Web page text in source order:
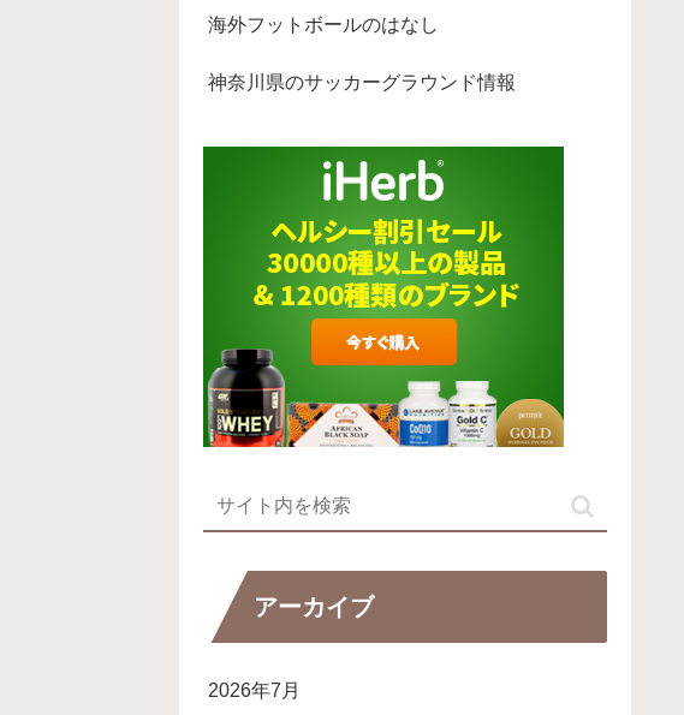
海外フットボールのはなし
神奈川県のサッカーグラウンド情報
アーカイブ
2026年7月